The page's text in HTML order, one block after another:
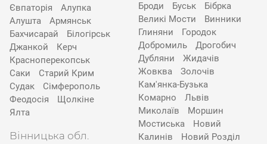
Євпаторія
Алупка
Алушта
Армянськ
Бахчисарай
Білогірськ
Джанкой
Керч
Красноперекопськ
Саки
Старий Крим
Судак
Сімферополь
Феодосія
Щолкіне
Ялта
Вінницька обл.
Броди
Буськ
Бібрка
Великі Мости
Винники
Глиняни
Городок
Добромиль
Дрогобич
Дубляни
Жидачів
Жовква
Золочів
Кам'янка-Бузька
Комарно
Львів
Миколаїв
Моршин
Мостиська
Новий
Калинів
Новий Розділ